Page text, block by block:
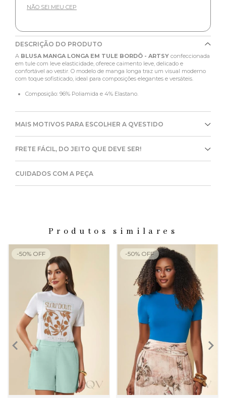
NÃO SEI MEU CEP
DESCRIÇÃO DO PRODUTO
A BLUSA MANGA LONGA EM TULE BORDÔ - ARTSY confeccionada
em tule com leve elasticidade, oferece caimento leve, delicado e
confortável ao vestir. O modelo de manga longa traz um visual moderno
com toque sofisticado, ideal para composições elegantes e versáteis.
Composição: 96% Poliamida e 4% Elastano.
MAIS MOTIVOS PARA ESCOLHER A QVESTIDO
FRETE FÁCIL, DO JEITO QUE DEVE SER!
CUIDADOS COM A PEÇA
Produtos similares
-50% OFF -50% OFF